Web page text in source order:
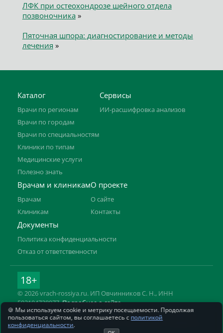
ЛФК при остеохондрозе шейного отдела
позвоночника»
Пяточная шпора: диагностирование и методы
лечения »
Каталог
Врачи по регионам
Врачи по городам
Врачи по специальностям
Клиники по типам
Медицинские услуги
Полезно знать
Сервисы
ИИ-расшифровка анализов
Врачам и клиникам
Врачам
Клиникам
О проекте
О сайте
Контакты
Документы
Политика конфиденциальности
Отказ от ответственности
18+
© 2026 vrach-rossiya.ru. ИП Овчинников С. Н., ИНН
592104728977.Подробнее о сайте
Информация на сайте не заменяет приём врача. Имеются
противопоказания, необходима консультация специалиста.
🍪 Мы используем cookie и метрику посещаемости. Продолжая
пользоваться сайтом, вы соглашаетесь с политикой
конфиденциальности.